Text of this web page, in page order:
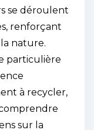
se déroulent
renforçant
nature.
particulière
à recycler,
sur la